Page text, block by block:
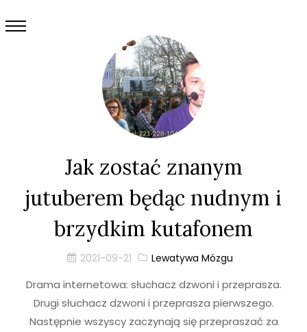
Jak zostać znanym
jutuberem będąc nudnym i
brzydkim kutafonem
2021-09-21 Lewatywa Mózgu
Drama internetowa: słuchacz dzwoni i przeprasza.
Drugi słuchacz dzwoni i przeprasza pierwszego.
Następnie wszyscy zaczynają się przepraszać za